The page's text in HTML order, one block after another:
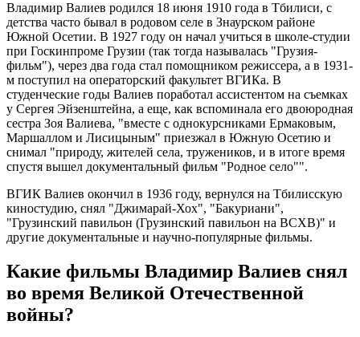
Владимир Валиев родился 18 июня 1910 года в Тбилиси, с
детства часто бывал в родовом селе в Знаурском районе
Южной Осетии. В 1927 году он начал учиться в школе-студии
при Госкинпроме Грузии (так тогда называлась "Грузия-
фильм"), через два года стал помощником режиссера, а в 1931-
м поступил на операторский факультет ВГИКа. В
студенческие годы Валиев поработал ассистентом на съемках
у Сергея Эйзенштейна, а еще, как вспоминала его двоюродная
сестра Зоя Валиева, "вместе с однокурсниками Ермаковым,
Маршаллом и Лисицыным" приезжал в Южную Осетию и
снимал "природу, жителей села, тружеников, и в итоге время
спустя вышел документальный фильм "Родное село"".
ВГИК Валиев окончил в 1936 году, вернулся на Тбилисскую
киностудию, снял "Джимарай-Хох", "Бакуриани",
"Грузинский павильон (Грузинский павильон на ВСХВ)" и
другие документальные и научно-популярные фильмы.
Какие фильмы Владимир Валиев снял
во время Великой Отечественной
войны?